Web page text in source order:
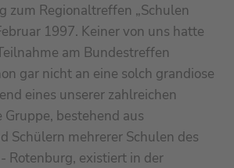
zum Regionaltreffen „Schulen
1997. Keiner von uns hatte
am Bundestreffen
gar nicht an eine solch grandiose
eines unserer zahlreichen
bestehend aus
Schülern mehrerer Schulen des
Rotenburg, existiert in der